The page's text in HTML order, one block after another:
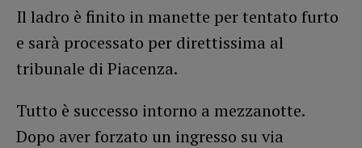
Il ladro è finito in manette per tentato furto
e sarà processato per direttissima al
tribunale di Piacenza.
Tutto è successo intorno a mezzanotte.
Dopo aver forzato un ingresso su via